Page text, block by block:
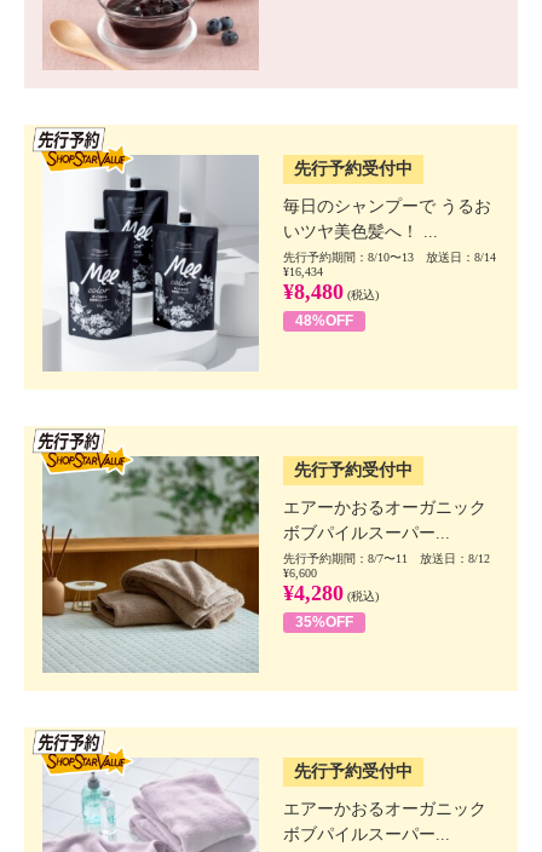
先行予約受付中
毎日のシャンプーで うるお
いツヤ美色髪へ！ ...
先行予約期間：8/10〜13 放送日：8/14
¥16,434
¥8,480 (税込)
48%OFF
先行予約受付中
エアーかおるオーガニック
ボブパイルスーパー...
先行予約期間：8/7〜11 放送日：8/12
¥6,600
¥4,280 (税込)
35%OFF
先行予約受付中
エアーかおるオーガニック
ボブパイルスーパー...